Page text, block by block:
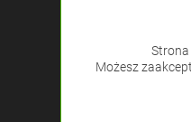
Strona
Możesz